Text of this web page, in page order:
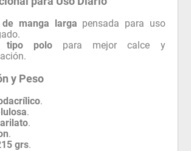
de manga larga pensada para uso
tipo polopara mejor calce y
y Peso
.
.
.
.
grs.